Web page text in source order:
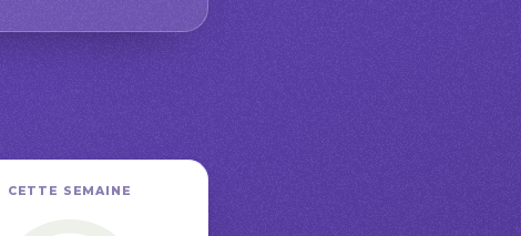
CETTE SEMAINE